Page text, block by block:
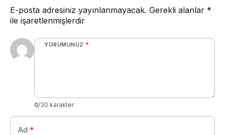
E-posta adresiniz yayınlanmayacak. Gerekli alanlar *
ile işaretlenmişlerdir
YORUMUNUZ *
0/30 karakter
Ad *